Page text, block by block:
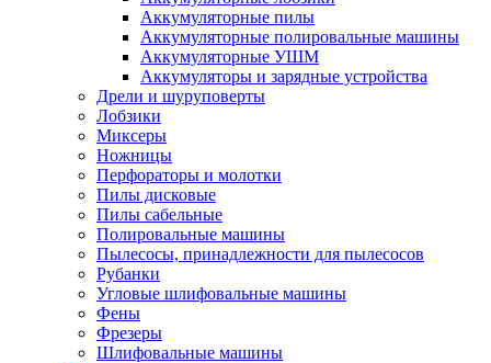
Аккумуляторные пилы
Аккумуляторные полировальные машины
Аккумуляторные УШМ
Аккумуляторы и зарядные устройства
Дрели и шуруповерты
Лобзики
Миксеры
Ножницы
Перфораторы и молотки
Пилы дисковые
Пилы сабельные
Полировальные машины
Пылесосы, принадлежности для пылесосов
Рубанки
Угловые шлифовальные машины
Фены
Фрезеры
Шлифовальные машины